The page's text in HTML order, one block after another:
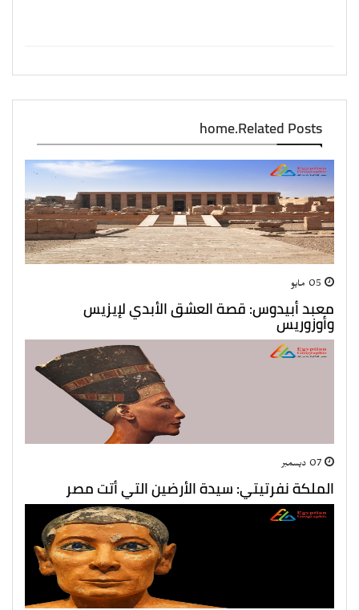
home.Related Posts
معبد أبيدوس: قصة العشق الأبدي لإيزيس
وأوزوريس
الملكة نفرتيتي: سيدة الأرضين التي أتت مصر